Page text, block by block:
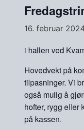
16. februar
i hallen ved
Hovedvekt på
tilpasninger. Vi
også mulig å
hofter, rygg eller
på kassen.